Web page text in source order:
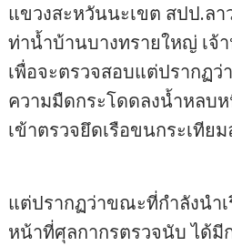
แขวงสะหวันนะเขต สปป.ล
ท่าน้ำบ้านบางทรายใหญ่ เจ้
เพื่อจะตรวจสอบแต่ปรากฏว่
ความมืดกระโดดลงน้ำหลบ
เข้าตรวจยึดเรือขนกระเทีย
แต่ปรากฏว่าขณะที่กำลังนำ
หน้าที่ศุลกากรตรวจนับ ได้